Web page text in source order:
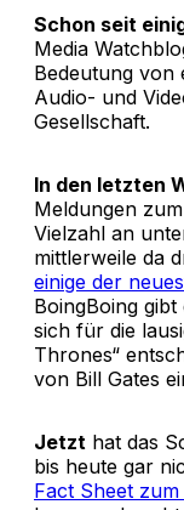
Schon seit
Media
Bedeutung von
Audio- und
Gesellschaft.
In den letzten
Meldungen
Vielzahl an
mittlerweile da
einige der
BoingBoing gibt
sich für die
Thrones“
von Bill Gates
Jetzt hat das
bis heute gar
Fact Sheet